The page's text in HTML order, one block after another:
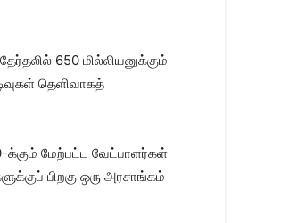
650 மில்லியனுக்கும்
தெளிவாகத்
மேற்பட்ட வேட்பாளர்கள்
பிறகு ஒரு அரசாங்கம்